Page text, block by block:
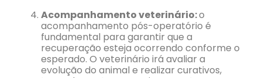
Acompanhamento veterinário:o
acompanhamento pós-operatório é
fundamental para garantir que a
recuperação esteja ocorrendo conforme o
esperado. O veterinário irá avaliar a
evolução do animal e realizar curativos,